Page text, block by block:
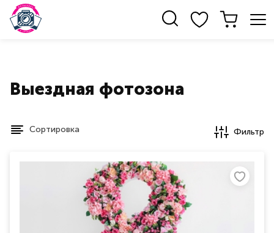
Выездная фотозона
Сортировка Фильтр